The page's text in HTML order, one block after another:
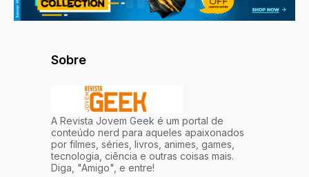
Sobre
A Revista Jovem Geek é um portal de
conteúdo nerd para aqueles apaixonados
por filmes, séries, livros, animes, games,
tecnologia, ciência e outras coisas mais.
Diga, "Amigo", e entre!